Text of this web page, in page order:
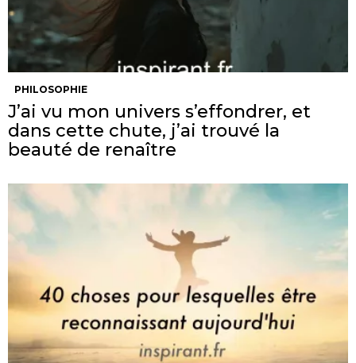
PHILOSOPHIE
J’ai vu mon univers s’effondrer, et
dans cette chute, j’ai trouvé la
beauté de renaître